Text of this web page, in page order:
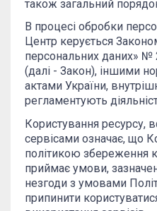
також загальний
В процесі обробки
Центр керується
персональних даних» №
(далі - Закон), іншими
актами України,
регламентують
Користування ресурсу,
сервісами означає, що
політикою збереження
приймає умови,
незгоди з умовами
припинити